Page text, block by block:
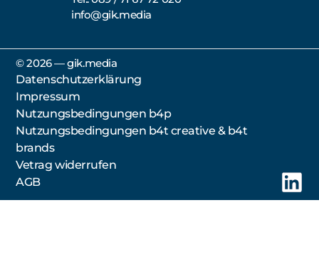
info@gik.media
©️ 2026 — gik.media
Datenschutzerklärung
Impressum
Nutzungsbedingungen b4p
Nutzungsbedingungen b4t creative & b4t
brands
Vetrag widerrufen
AGB